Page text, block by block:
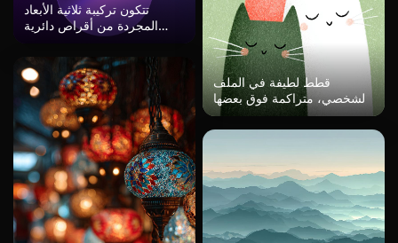
تتكون تركيبة ثلاثية الأبعاد
المجردة من أقراص دائرية
سلسة وشبه شفافة تتداخل
فوق بعضها البعض. يتلاشى
قرص أزرق كبير إلى أرجواني،
بينما ي overlapping قرص
أخضر أصغر من الأعلى ويظهر
قرص ماغينتا ناعم من الأسفل.
تخلق الظلال الدقيقة والتدرجات
اللطيفة عمقًا وإحساسًا بالطفو.
تكتسي لوحة الألوان طابعًا
عصريًا وباردًا، مع لمسة خضراء
زاهية تتناقض مع الأرجوانيات
والزرقات العميقة. الجو العام
هادئ وبسيط ومصقول.
قطط لطيفة في الملف
الشخصي، متراكمة فوق بعضها
البعض، خلفية خضراء، خطوط
بسيطة، بأسلوب الرسوم
مقرب، كرتوني، رسومات كتب
الأطفال، لوحة مائية، تفاصيل
بسيطة، بسيطة، مساحة بيضاء،
خلفية نظيفة.